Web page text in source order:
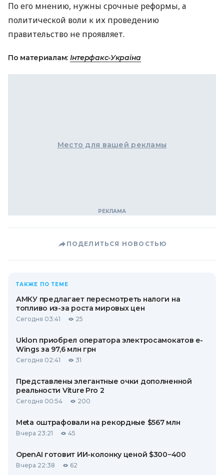
По его мнению, нужны срочные реформы, а
политической воли к их проведению
правительство не проявляет.
По материалам: Інтерфакс-Україна
Место для вашей рекламы
ПОДЕЛИТЬСЯ НОВОСТЬЮ
ТАКЖЕ ПО ТЕМЕ
АМКУ предлагает пересмотреть налоги на
топливо из-за роста мировых цен
Сегодня 03:41 25
Uklon приобрел оператора электросамокатов e-
Wings за 97,6 млн грн
Сегодня 02:41 31
Представлены элегантные очки дополненной
реальности Viture Pro 2
Сегодня 00:54 200
Meta оштрафовали на рекордные $567 млн
Вчера 23:21 45
OpenAI готовит ИИ-колонку ценой $300−400
Вчера 22:38 62